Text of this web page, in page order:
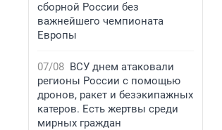
сборной России без
важнейшего чемпионата
Европы
07/08 ВСУ днем атаковали
регионы России с помощью
дронов, ракет и безэкипажных
катеров. Есть жертвы среди
мирных граждан